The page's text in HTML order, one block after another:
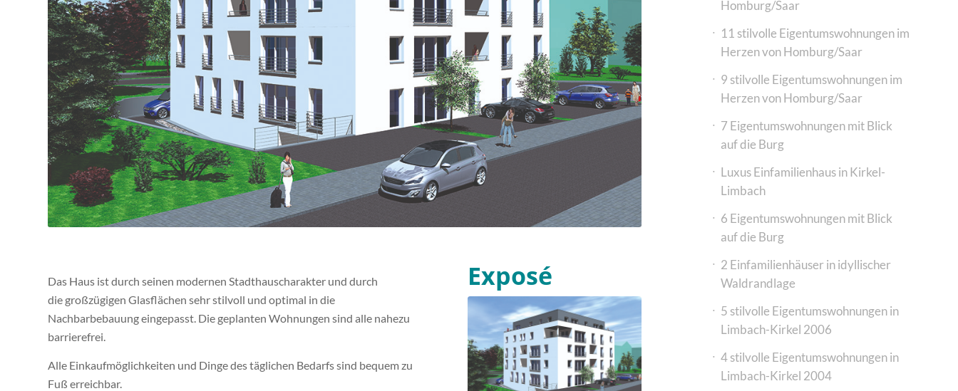
Das Haus ist durch seinen modernen Stadthauscharakter und durch
die großzügigen Glasflächen sehr stilvoll und optimal in die
Nachbarbebauungeingepasst. Die geplanten Wohnungen sind alle nahezu
barrierefrei.
Alle Einkaufmöglichkeiten und Dinge des täglichen Bedarfs sind bequemzu
Fuß erreichbar.
Exposé
Homburg/Saar
11 stilvolle Eigentumswohnungen im
Herzen von Homburg/Saar
9 stilvolle Eigentumswohnungen im
Herzen von Homburg/Saar
7 Eigentumswohnungen mit Blick
auf die Burg
Luxus Einfamilienhaus in Kirkel-
Limbach
6 Eigentumswohnungen mit Blick
auf die Burg
2 Einfamilienhäuser in idyllischer
Waldrandlage
5 stilvolle Eigentumswohnungen in
Limbach-Kirkel 2006
4 stilvolle Eigentumswohnungen in
Limbach-Kirkel 2004